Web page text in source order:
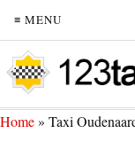
≡ MENU
Home» Taxi